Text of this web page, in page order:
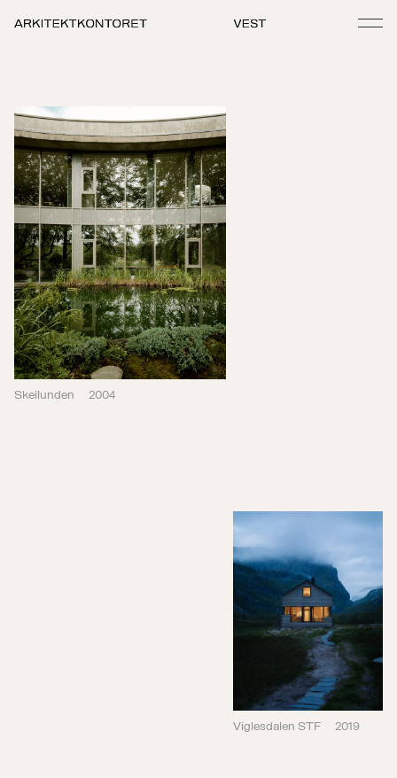
Skeilunden 2004
Viglesdalen STF 2019